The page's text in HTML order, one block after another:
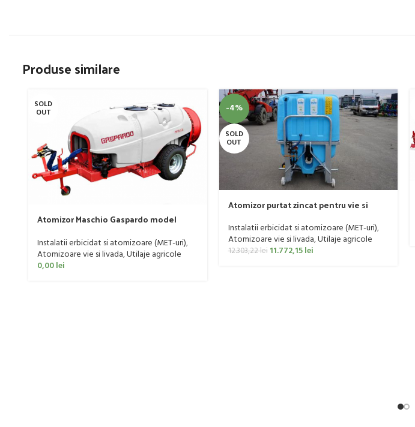
Produse similare
SOLD
OUT
Atomizor Maschio Gaspardo model
Instalatii erbicidat si atomizoare (MET-uri),
Atomizoare vie si livada,Utilaje agricole
0,00lei
-4%
SOLD
OUT
Atomizor purtat zincat pentru vie si
Instalatii erbicidat si atomizoare (MET-uri),
Atomizoare vie si livada,Utilaje agricole
12.303,22lei 11.772,15lei